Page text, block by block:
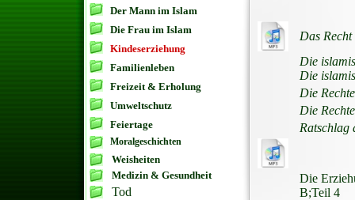
Der Mann im Islam
Die Frau im Islam
Kindeserziehung
Familienleben
Freizeit & Erholung
Umweltschutz
Feiertage
Moralgeschichten
Weisheiten
Medizin & Gesundheit
Tod
Das
Die
Die
Die
Die
Ratschlag
Die
B;Teil 4